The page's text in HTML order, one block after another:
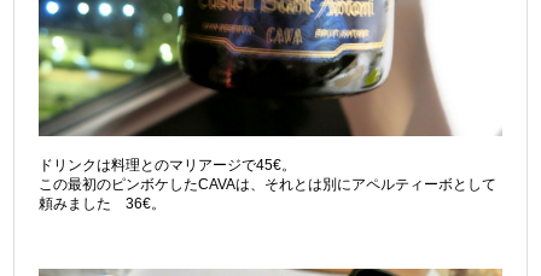
ドリンクは料理とのマリアージで45€。
この最初のピンボケしたCAVAは、それとは別にアペルティーボとして
頼みました 36€。